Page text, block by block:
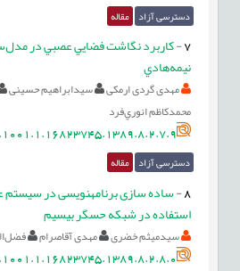
دسترسی آزاد مقاله
7
-کاربرد نگاشت فضايي عصبي در
نيمه‌هادي
مهدی گردی ارمکی
سیدابراهیم حسینی
محمدکاظم انوري‌فرد
دسترسی آزاد مقاله
8
-
استفاده در شبکه حس‏گر بی‏سیم
سیدمیثم خضری مهدی آقاصرام